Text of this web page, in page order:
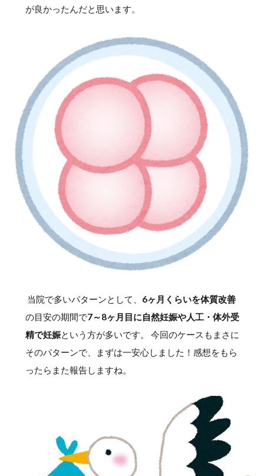
が良かったんだと思います。
当院で多いパターンとして、 6ヶ月くらいを体質改善
の目安の期間で7～8ヶ月目に自然妊娠や人工・体外受
精で妊娠という方が多いです。 今回のケースもまさに
そのパターンで、まずは一安心しました！感想をもら
ったらまた報告しますね。